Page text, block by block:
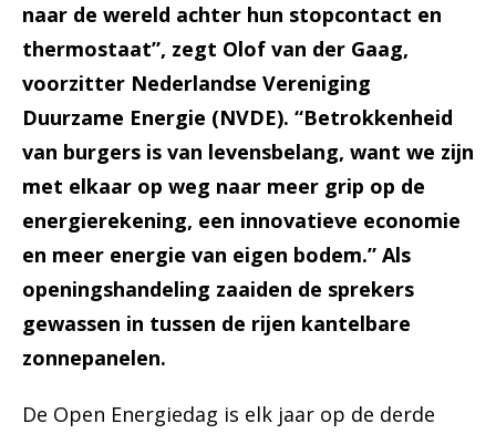
naar de wereld achter hun stopcontact en
thermostaat”, zegt Olof van der Gaag,
voorzitter Nederlandse Vereniging
Duurzame Energie (NVDE). “Betrokkenheid
van burgers is van levensbelang, want we zijn
met elkaar op weg naar meer grip op de
energierekening, een innovatieve economie
en meer energie van eigen bodem.” Als
openingshandeling zaaiden de sprekers
gewassen in tussen de rijen kantelbare
zonnepanelen.
De Open Energiedag is elk jaar op de derde